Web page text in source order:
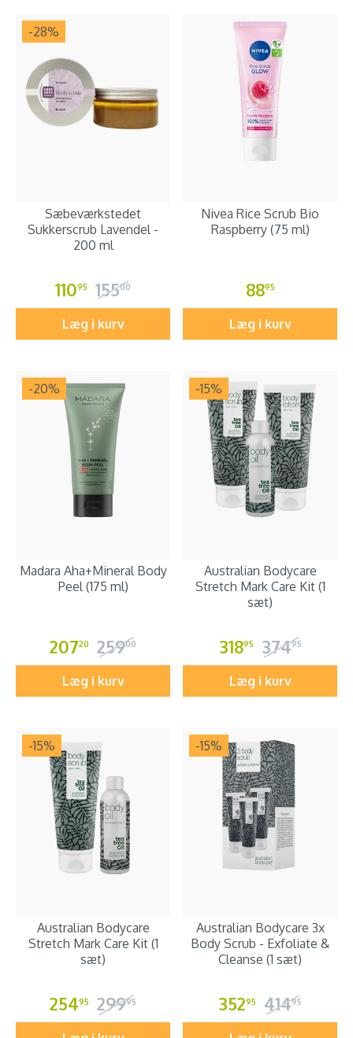
-28%
Sæbeværkstedet
Sukkerscrub Lavendel -
200 ml
11095 15500
Læg i kurv
Nivea Rice Scrub Bio
Raspberry (75 ml)
8895
Læg i kurv
-20%
Madara Aha+Mineral Body
Peel (175 ml)
20720 25900
Læg i kurv
-15%
Australian Bodycare
Stretch Mark Care Kit (1
sæt)
31895 37495
Læg i kurv
-15%
Australian Bodycare
Stretch Mark Care Kit (1
sæt)
25495 29995
-15%
Australian Bodycare 3x
Body Scrub - Exfoliate &
Cleanse (1 sæt)
35295 41495